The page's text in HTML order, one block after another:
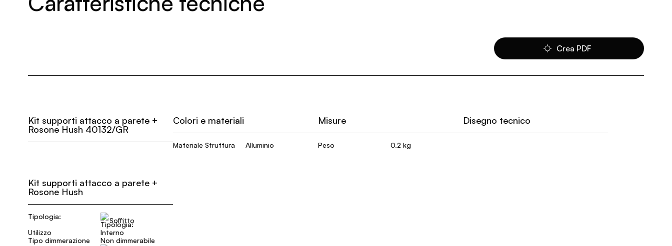
Crea PDF
Kit supporti attacco a parete +
Rosone Hush 40132/GR
Colori e materiali
Materiale Struttura Alluminio
Misure
Peso 0.2 kg
Disegno tecnico
Kit supporti attacco a parete +
Rosone Hush
Tipologia:
Soffitto
Utilizzo
Interno
Tipo dimmerazione
Non dimmerabile